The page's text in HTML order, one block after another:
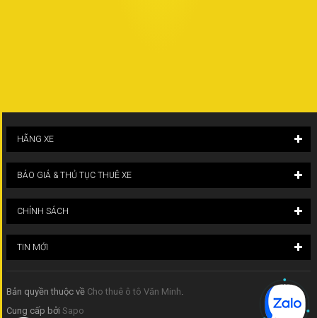
HÃNG XE
BÁO GIÁ & THỦ TỤC THUÊ XE
CHÍNH SÁCH
TIN MỚI
Bản quyền thuộc về Cho thuê ô tô Văn Minh
Cung cấp bởi Sapo